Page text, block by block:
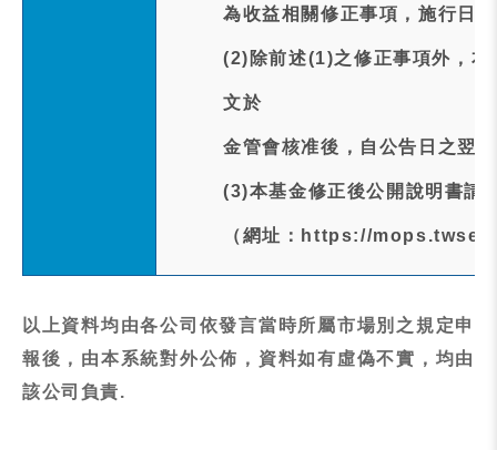
為收益相關修正事項，施行日
(2)除前述(1)之修正事項外，本
文於
金管會核准後，自公告日之翌
(3)本基金修正後公開說明書請
（網址：https://
以上資料均由各公司依發言當時所屬市場別之規定申
報後，由本系統對外公佈，資料如有虛偽不實，均由
該公司負責.